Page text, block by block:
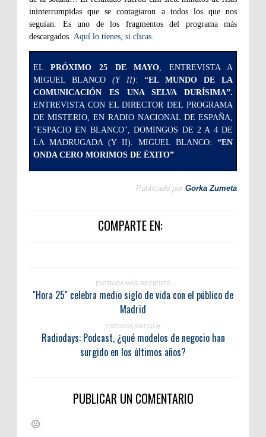
ininterrumpidas que se contagiaron a todos los que nos
seguían. Es uno de los fragmentos del programa más
descargados. Aquí lo tienes, si clicas.
ELPRÓXIMO 25 DE MAYO , ENTREVISTA A
MIGUEL BLANCO (Y II):“EL MUNDO DE LA
COMUNICACIÓN ES UNA SELVA DURÍSIMA”.
ENTREVISTA CON EL DIRECTOR DEL PROGRAMA
DE MISTERIO, EN RADIO NACIONAL DE ESPAÑA,
"ESPACIO EN BLANCO", DOMINGOS DE 2 A 4 DE
LA MADRUGADA (Y II). MIGUEL BLANCO:“EN
ONDA CERO MORIMOS DE ÉXITO”
Publicado por Gorka Zumeta
COMPARTE EN:
ENTRADA MÁS RECIENTE
"Hora 25" celebra medio siglo de vida con el público de
Madrid
ENTRADA ANTIGUA
Radiodays: Podcast, ¿qué modelos de negocio han
surgido en los últimos años?
PUBLICAR UN COMENTARIO